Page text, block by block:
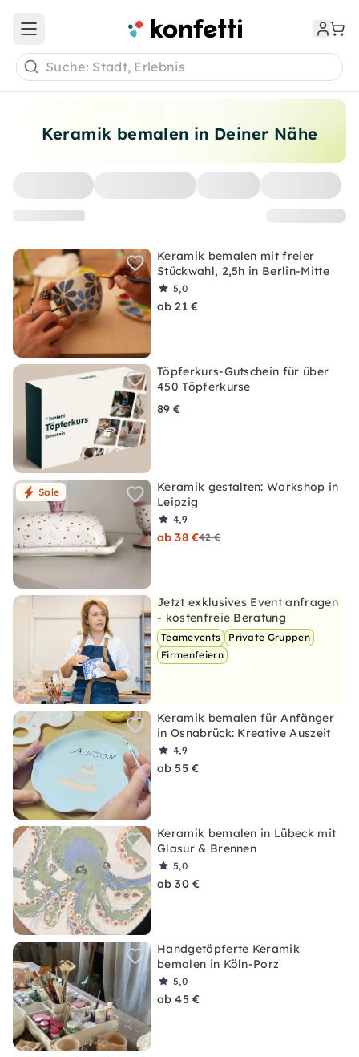
Keramik bemalen in Deiner Nähe
Keramik bemalen mit freier
Stückwahl, 2,5h in Berlin-Mitte
5,0
ab 21 €
Töpferkurs-Gutschein für über
450 Töpferkurse
89 €
Sale
Keramik gestalten: Workshop in
Leipzig
4,9
ab 38 €42 €
Jetzt exklusives Event anfragen
- kostenfreie Beratung
Teamevents
Private Gruppen
Firmenfeiern
Keramik bemalen für Anfänger
in Osnabrück: Kreative Auszeit
4,9
ab 55 €
Keramik bemalen in Lübeck mit
Glasur & Brennen
5,0
ab 30 €
Handgetöpferte Keramik
bemalen in Köln-Porz
5,0
ab 45 €
Open main menu
Suche: Stadt, Erlebnis